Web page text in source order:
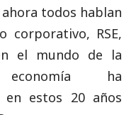
todos hablan
corporativo, RSE,
el mundo de la
ha
en estos 20 años